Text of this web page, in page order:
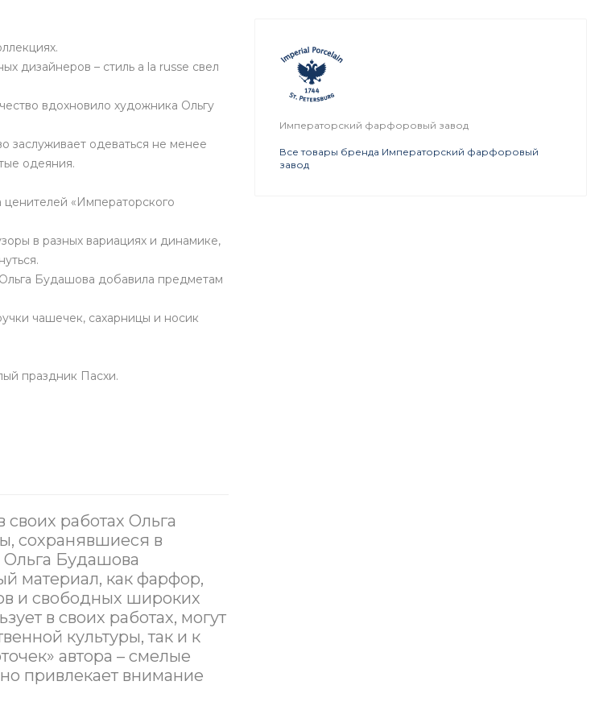
дизайнеров – стиль a la russe свел
вдохновило художника Ольгу
заслуживает одеваться не менее
одеяния.
ценителей «Императорского
в разных вариациях и динамике,
Будашова добавила предметам
чашечек, сахарницы и носик
праздник Пасхи.
работах Ольга
сохранявшиеся в
Ольга Будашова
материал, как фарфор,
и свободных широких
в своих работах, могут
культуры, так и к
автора – смелые
привлекает внимание
Императорский фарфоровый завод
Все товары бренда Императорский фарфоровый
завод